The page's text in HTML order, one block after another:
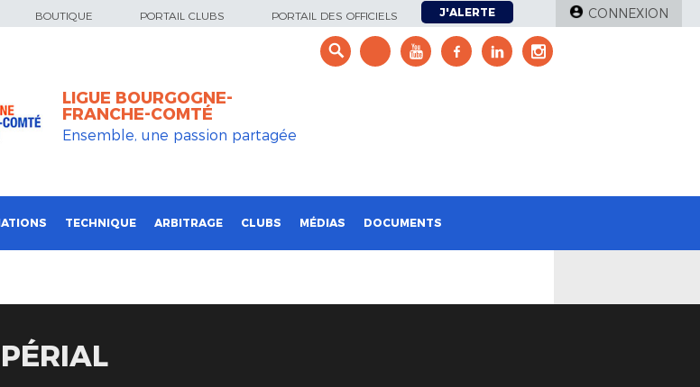
BOUTIQUE PORTAIL CLUBS PORTAIL DES OFFICIELS J'ALERTE CONNEXION
LIGUE BOURGOGNE-
FRANCHE-COMTÉ
Ensemble, une passion partagée
TECHNIQUE ARBITRAGE CLUBS MÉDIAS DOCUMENTS